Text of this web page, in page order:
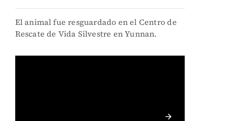
El animal fue resguardado en el Centro de
Rescate de Vida Silvestre en Yunnan.